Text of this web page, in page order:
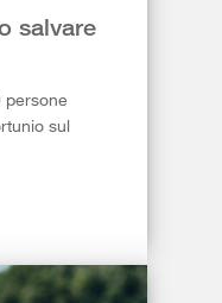
salvare
persone
sul